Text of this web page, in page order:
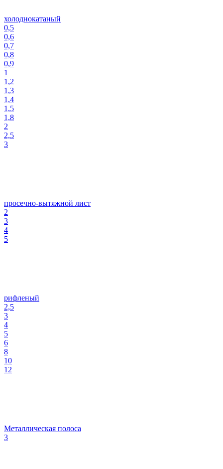
холоднокатаный
0,5
0,6
0,7
0,8
0,9
1
1,2
1,3
1,4
1,5
1,8
2
2,5
3
просечно-вытяжной лист
2
3
4
5
рифленый
2,5
3
4
5
6
8
10
12
Металлическая полоса
3